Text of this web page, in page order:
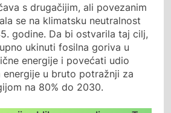
s drugačijim, ali povezanim
se na klimatsku neutralnost
godine. Da bi ostvarila taj cilj,
ukinuti fosilna goriva u
energije i povećati udio
u bruto potražnji za
na 80% do 2030.